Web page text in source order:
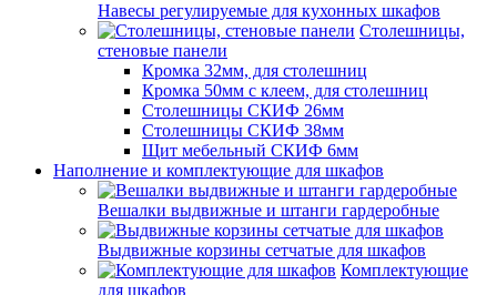
Навесы регулируемые для кухонных шкафов
Столешницы,
стеновые панели
Кромка 32мм, для столешниц
Кромка 50мм с клеем, для столешниц
Столешницы СКИФ 26мм
Столешницы СКИФ 38мм
Щит мебельный СКИФ 6мм
Наполнение и комплектующие для шкафов
Вешалки выдвижные и штанги гардеробные
Выдвижные корзины сетчатые для шкафов
Комплектующие
для шкафов